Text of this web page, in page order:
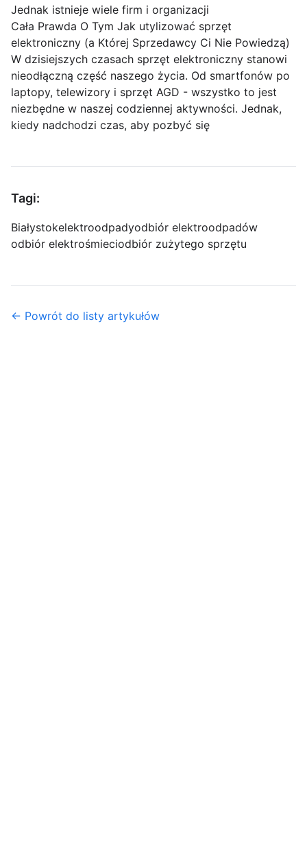
Jednak istnieje wiele firm i organizacji
Cała Prawda O Tym Jak utylizować sprzęt
elektroniczny (a Której Sprzedawcy Ci Nie Powiedzą)
W dzisiejszych czasach sprzęt elektroniczny stanowi
nieodłączną część naszego życia. Od smartfonów po
laptopy, telewizory i sprzęt AGD - wszystko to jest
niezbędne w naszej codziennej aktywności. Jednak,
kiedy nadchodzi czas, aby pozbyć się
Tagi:
Białystokelektroodpadyodbiór elektroodpadów
odbiór elektrośmieciodbiór zużytego sprzętu
← Powrót do listy artykułów